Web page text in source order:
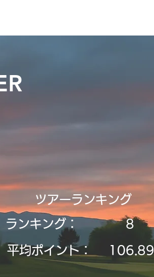
​ツアーランキング
ランキング：
8
平均ポイント： 106.89